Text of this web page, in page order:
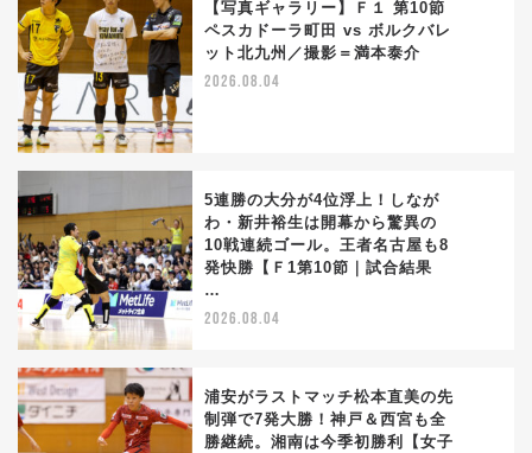
【写真ギャラリー】Ｆ１ 第10節
ペスカドーラ町田 vs ボルクバレ
ット北九州／撮影＝満本泰介
2026.08.04
5連勝の大分が4位浮上！しなが
わ・新井裕生は開幕から驚異の
10戦連続ゴール。王者名古屋も8
発快勝【Ｆ1第10節｜試合結果
…
2026.08.04
浦安がラストマッチ松本直美の先
制弾で7発大勝！神戸＆西宮も全
勝継続。湘南は今季初勝利【女子